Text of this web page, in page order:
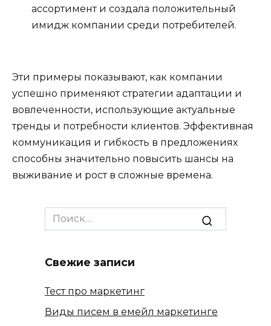
ассортимент и создала положительный
имидж компании среди потребителей.
Эти примеры показывают, как компании
успешно применяют стратегии адаптации и
вовлеченности, использующие актуальные
тренды и потребности клиентов. Эффективная
коммуникация и гибкость в предложениях
способны значительно повысить шансы на
выживание и рост в сложные времена.
Search
for:
Свежие записи
Тест про маркетинг
Виды писем в емейл маркетинге